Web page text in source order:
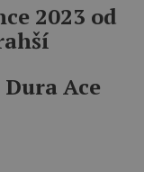
2023 od
Ace